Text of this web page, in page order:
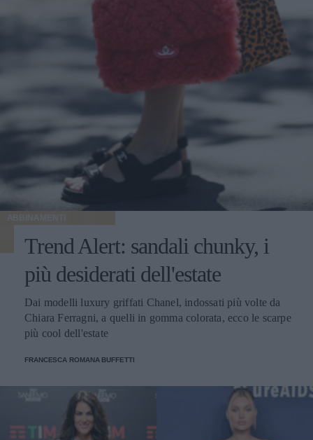
ABBINAMENTI
Trend Alert: sandali chunky, i
più desiderati dell'estate
Dai modelli luxury griffati Chanel, indossati più volte da
Chiara Ferragni, a quelli in gomma colorata, ecco le scarpe
più cool dell'estate
FRANCESCA ROMANA BUFFETTI